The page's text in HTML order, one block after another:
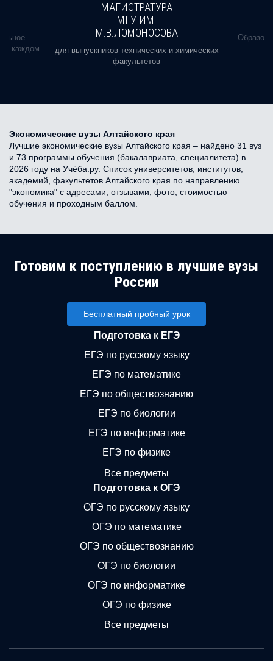
в каждом
МАГИСТРАТУРА
МГУ ИМ.
М.В.ЛОМОНОСОВА
для выпускников технических и химических
факультетов
Экономические вузы Алтайского края
Лучшие экономические вузы Алтайского края – найдено 31 вуз
и 73 программы обучения (бакалавриата, специалитета) в
2026 году на Учёба.ру. Список университетов, институтов,
академий, факультетов Алтайского края по направлению
"экономика" с адресами, отзывами, фото, стоимостью
обучения и проходным баллом.
Готовим к поступлению в лучшие вузы
России
Бесплатный пробный урок
Подготовка к ЕГЭ
ЕГЭ по русскому языку
ЕГЭ по математике
ЕГЭ по обществознанию
ЕГЭ по биологии
ЕГЭ по информатике
ЕГЭ по физике
Все предметы
Подготовка к ОГЭ
ОГЭ по русскому языку
ОГЭ по математике
ОГЭ по обществознанию
ОГЭ по биологии
ОГЭ по информатике
ОГЭ по физике
Все предметы